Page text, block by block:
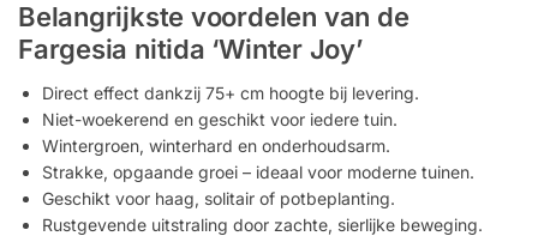
Belangrijkste voordelen van de
Fargesia nitida ‘Winter Joy’
Direct effect dankzij 75+ cm hoogte bij levering.
Niet-woekerend en geschikt voor iedere tuin.
Wintergroen, winterhard en onderhoudsarm.
Strakke, opgaande groei – ideaal voor moderne tuinen.
Geschikt voor haag, solitair of potbeplanting.
Rustgevende uitstraling door zachte, sierlijke beweging.